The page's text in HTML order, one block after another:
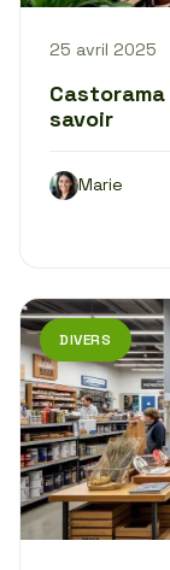
25 avril 2025
savoir
Marie
DIVERS